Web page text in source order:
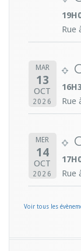
Rue
MAR
13
OCT
2026
Rue
MER
14
OCT
2026
Rue
Voir tous les